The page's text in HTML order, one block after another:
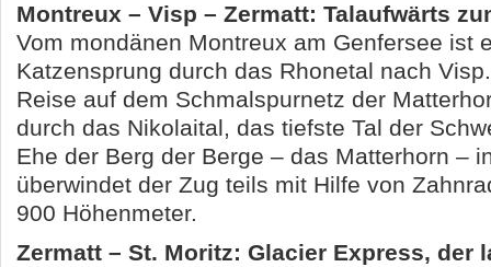
Montreux – Visp – Zermatt: Talaufwärts
Vom mondänen Montreux am Genfersee ist
Katzensprung durch das Rhonetal nach
Reise auf dem Schmalspurnetz der
durch das Nikolaital, das tiefste Tal der
Ehe der Berg der Berge – das Matterhorn –
überwindet der Zug teils mit Hilfe von
900 Höhenmeter.
Zermatt – St. Moritz: Glacier Express, der